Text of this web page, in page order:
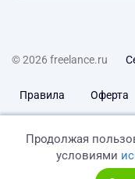
© 2026 freelance.ru
Правила Оферта
Продолжая
условиями